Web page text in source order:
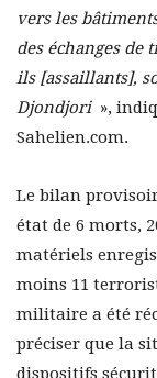
vers les
des échanges
ils [assaillants],
Djondjori»,
Sahelien.com.
Le bilan
état de 6 morts,
matériels
moins 11
militaire a été
préciser que la
dispositifs